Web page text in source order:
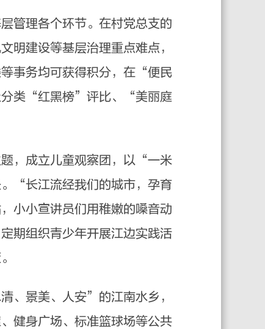
管理各个环节。在村党总支的
明建设等基层治理重点难点，
事务均可获得积分，在“便民
类“红黑榜”评比、“美丽庭
，成立儿童观察团，以“一米
“长江流经我们的城市，孕育
小小宣讲员们用稚嫩的嗓音动
期组织青少年开展江边实践活
、景美、人安”的江南水乡，
健身广场、标准篮球场等公共